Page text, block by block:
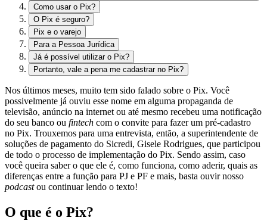
Como usar o Pix?
O Pix é seguro?
Pix e o varejo
Para a Pessoa Jurídica
Já é possível utilizar o Pix?
Portanto, vale a pena me cadastrar no Pix?
Nos últimos meses, muito tem sido falado sobre o Pix. Você
possivelmente já ouviu esse nome em alguma propaganda de
televisão, anúncio na internet ou até mesmo recebeu uma notificação
do seu banco ou fintech com o convite para fazer um pré-cadastro
no Pix. Trouxemos para uma entrevista, então, a superintendente de
soluções de pagamento do Sicredi, Gisele Rodrigues, que participou
de todo o processo de implementação do Pix. Sendo assim, caso
você queira saber o que ele é, como funciona, como aderir, quais as
diferenças entre a função para PJ e PF e mais, basta ouvir nosso
podcastou continuar lendo o texto!
O que é o Pix?